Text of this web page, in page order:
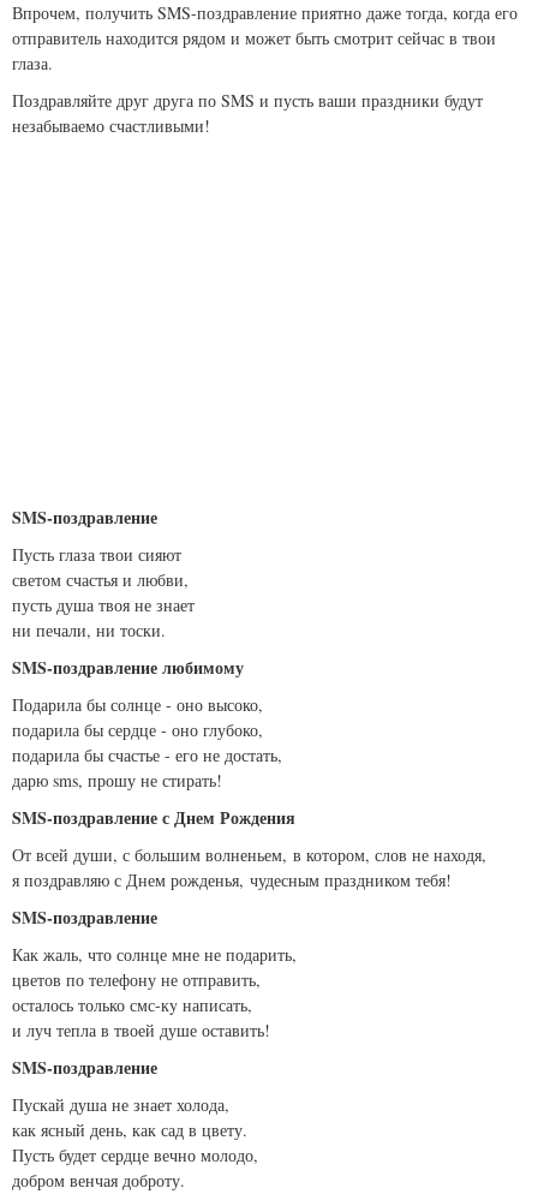
Впрочем, получить SMS-поздравление приятно даже тогда, когда его
отправитель находится рядом и может быть смотрит сейчас в твои
глаза.
Поздравляйте друг друга по SMS и пусть ваши праздники будут
незабываемо счастливыми!
SMS-поздравление
Пусть глаза твои сияют
светом счастья и любви,
пусть душа твоя не знает
ни печали, ни тоски.
SMS-поздравление любимому
Подарила бы солнце - оно высоко,
подарила бы сердце - оно глубоко,
подарила бы счастье - его не достать,
дарю sms, прошу не стирать!
SMS-поздравление с Днем Рождения
От всей души, с большим волненьем, в котором, слов не находя,
я поздравляю с Днем рожденья, чудесным праздником тебя!
SMS-поздравление
Как жаль, что солнце мне не подарить,
цветов по телефону не отправить,
осталось только смс-кy написать,
и луч тепла в твоей душе оставить!
SMS-поздравление
Пускай душа не знает холода,
как ясный день, как сад в цвету.
Пусть будет сердце вечно молодо,
добром венчая доброту.